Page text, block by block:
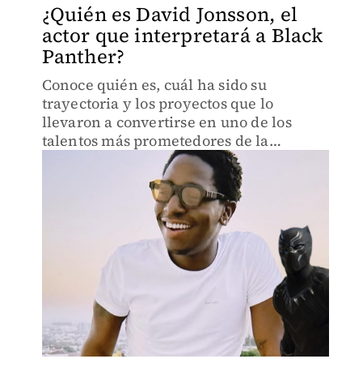
¿Quién es David Jonsson, el
actor que interpretará a Black
Panther?
Conoce quién es, cuál ha sido su
trayectoria y los proyectos que lo
llevaron a convertirse en uno de los
talentos más prometedores de la